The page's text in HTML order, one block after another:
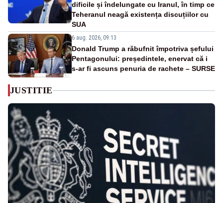
dificile și îndelungate cu Iranul, în timp ce
Teheranul neagă existența discuțiilor cu
SUA
6 aug. 2026, 09:13
Donald Trump a răbufnit împotriva șefului
Pentagonului: președintele, enervat că i
s-ar fi ascuns penuria de rachete – SURSE
JUSTITIE